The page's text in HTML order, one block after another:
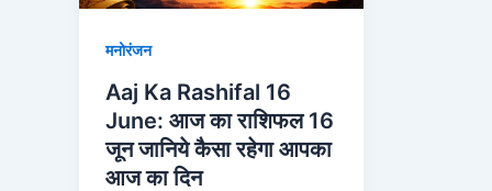
मनोरंजन
Aaj Ka Rashifal 16
June: आज का राशिफल 16
जून जानिये कैसा रहेगा आपका
आज का दिन